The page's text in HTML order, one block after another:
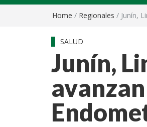
Home / Regionales / Junín,
SALUD
Junín,